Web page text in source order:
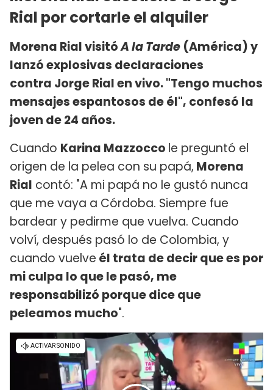
Rial por cortarle el alquiler
Morena Rial visitóA la Tarde (América) y
lanzó explosivas declaraciones
contra Jorge Rial en vivo. "Tengo muchos
mensajes espantosos de él", confesó la
joven de 24 años.
Cuando Karina Mazzocco le preguntó el
origen de la pelea con su papá, Morena
Rial contó: "A mi papá no le gustó nunca
que me vaya a Córdoba. Siempre fue
bardear y pedirme que vuelva. Cuando
volví, después pasó lo de Colombia, y
cuando vuelve él trata de decir que es por
mi culpa lo que le pasó, me
responsabilizó porque dice que
peleamos mucho".